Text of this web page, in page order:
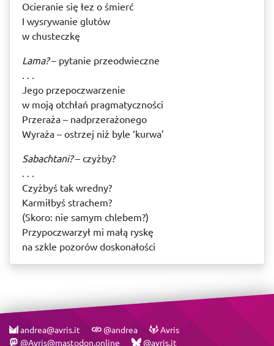
Ocieranie się łez o śmierć
I wysrywanie glutów
w chusteczkę
Lama?– pytanie przeodwieczne
. . .
Jego przepoczwarzenie
w moją otchłań pragmatyczności
Przeraża – nadprzerażonego
Wyraża – ostrzej niż byle ‘kurwa’
Sabachtani?– czyżby?
. . .
Czyżbyś tak wredny?
Karmiłbyś strachem?
(Skoro: nie samym chlebem?)
Przypoczwarzył mi małą ryskę
na szkle pozorów doskonałości
andrea@avris.it @andrea
Avris
@Avris@mastodon.online
@avris.it